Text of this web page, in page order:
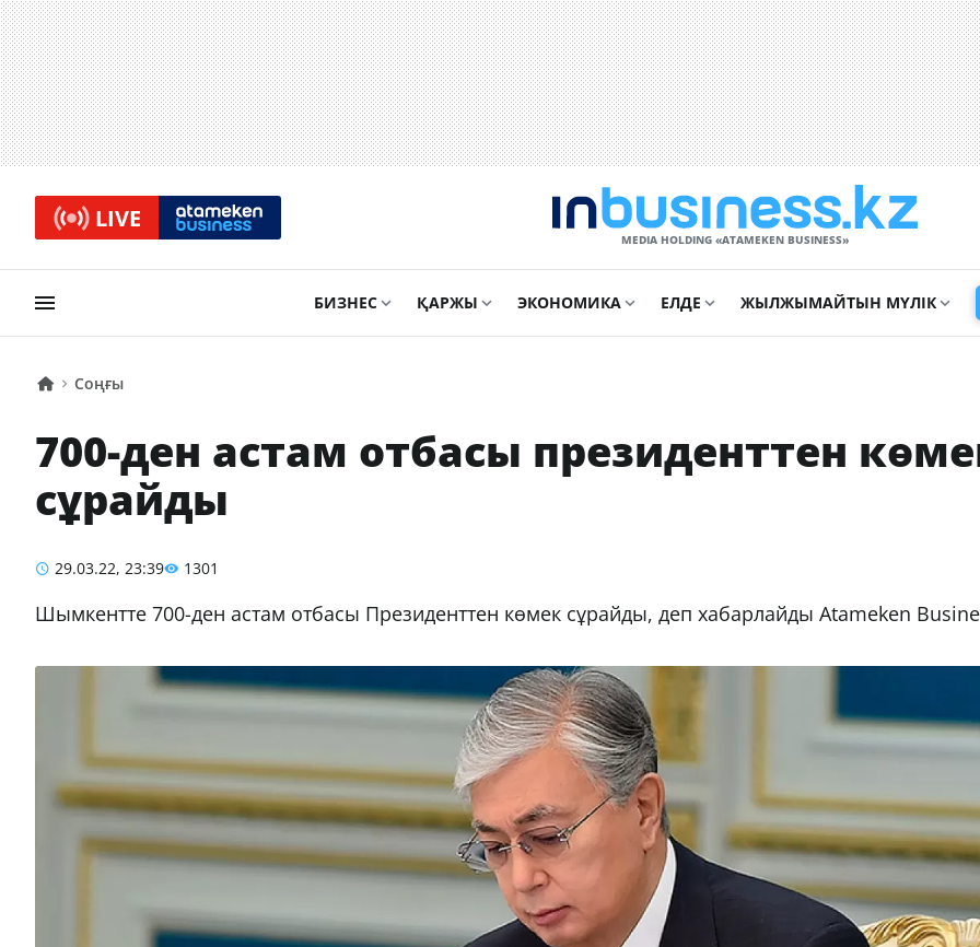
LIVE
MEDIA HOLDING «ATAMEKЕN BUSINESS»
БИЗНЕС ҚАРЖЫ ЭКОНОМИКА ЕЛДЕ ЖЫЛЖЫМАЙТЫН МҮЛІК
Соңғы
700-ден астам отбасы президенттен
сұрайды
29.03.22, 23:39 1301
Шымкентте 700-ден астам отбасы Президенттен көмек сұрайды, деп хабарлайды Atameken